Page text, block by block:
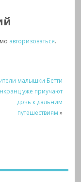
авторизоваться.
малышки Бетти
уже приучают
дочь к дальним
путешествиям »